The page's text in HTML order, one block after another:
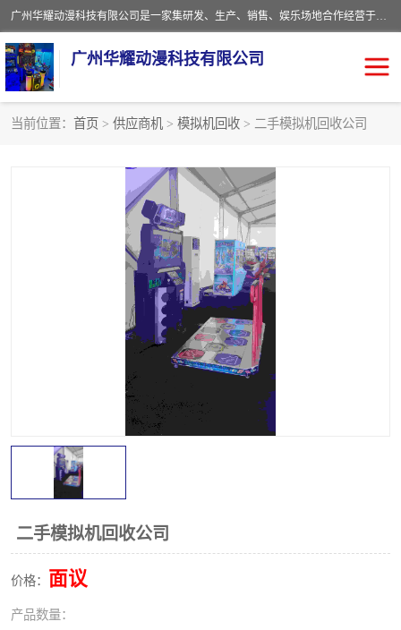
广州华耀动漫科技有限公司是一家集研发、生产、销售、娱乐场地合作经营于一体的动漫游戏公司。本公司拥有一支年轻化集研发生产到售后服务的队伍，及时地为客户提供、赚钱的产品。本公司以雄厚的实力、合理的价格、优良的服务与多家企业建立了长期的合作关系。热诚欢迎各界前来参观、考察、洽谈业务。目前公司经营的产品有：各种捕渔游戏机系列，大型模拟机系列、轮盘机系列、连线机系列、框体机系列、玛莉机系列等。
广州华耀动漫科技有限公司
当前位置： 首页 > 供应商机 > 模拟机回收 > 二手模拟机回收公司
二手模拟机回收公司
价格： 面议
产品数量：
电玩城回收
儿童机回收
*机回收